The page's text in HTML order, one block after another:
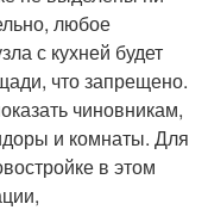
любое
с кухней будет
что запрещено.
чиновникам,
и комнаты. Для
в этом